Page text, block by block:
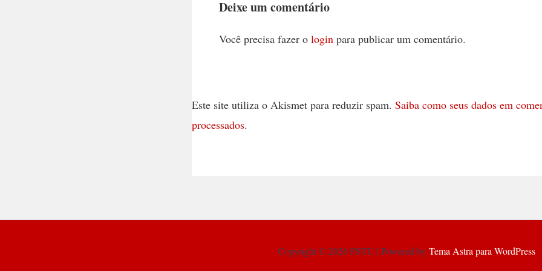
Deixe um comentário
Você precisa fazer o login para publicar um comentário.
Este site utiliza o Akismet para reduzir spam. Saiba como seus dados em
processados.
Copyright © 2026 PSTU | Powered byTema Astra para WordPress